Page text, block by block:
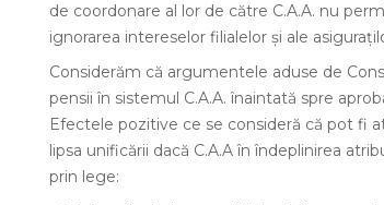
de coordonare al lor de către C.A.A. nu
ignorarea intereselor filialelor și ale
Considerăm că argumentele aduse de
pensii în sistemul C.A.A. înaintată spre
Efectele pozitive ce se consideră că pot fi
lipsa unificării dacă C.A.A în îndeplinirea
prin lege: